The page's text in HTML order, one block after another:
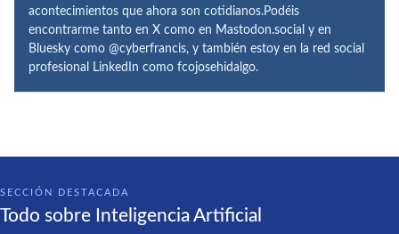
acontecimientos que ahora son cotidianos.Podéis
encontrarme tanto en X como en Mastodon.social y en
Bluesky como @cyberfrancis, y también estoy en la red social
profesional LinkedIn como fcojosehidalgo.
SECCIÓN DESTACADA
Todo sobre Inteligencia Artificial